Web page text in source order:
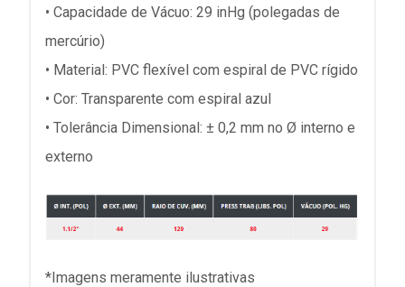
• Capacidade de Vácuo: 29 inHg (polegadas de
mercúrio)
• Material: PVC flexível com espiral de PVC rígido
• Cor: Transparente com espiral azul
• Tolerância Dimensional: ± 0,2 mm no Ø interno e
externo
*Imagens meramente ilustrativas